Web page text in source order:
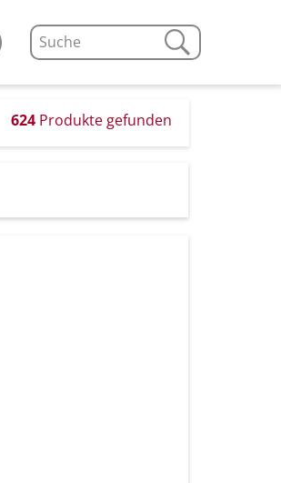
624 Produkte gefunden